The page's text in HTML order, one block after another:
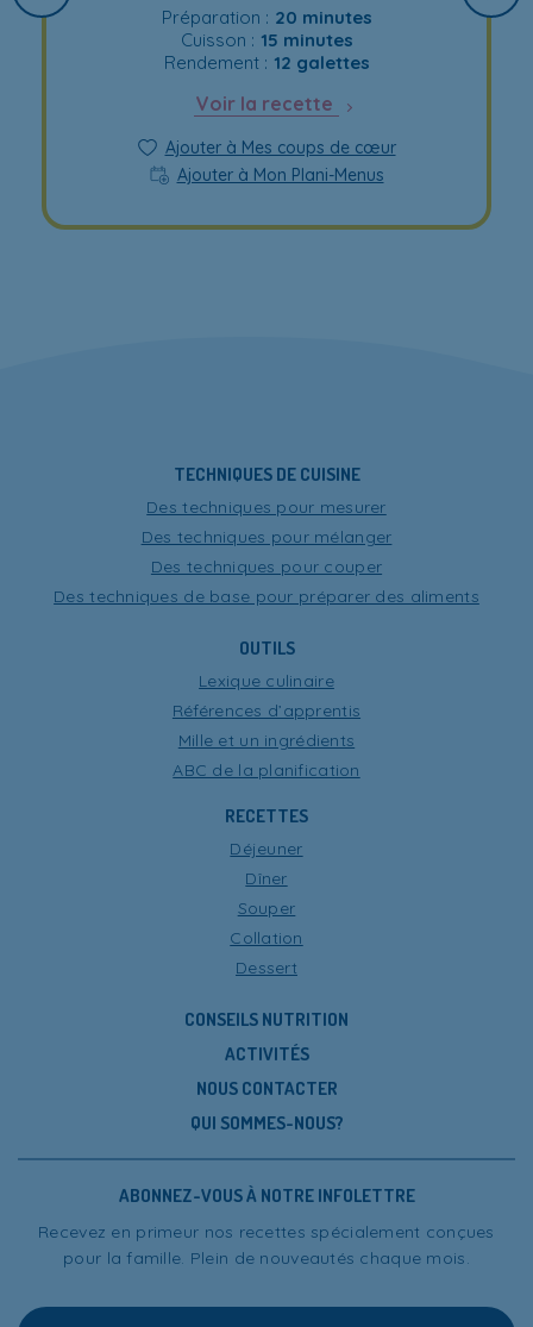
Préparation : 20 minutes
Cuisson : 15 minutes
Rendement : 12 galettes
Voir la recette
Ajouter à Mes coups de cœur
Ajouter à Mon Plani-Menus
TECHNIQUES DE CUISINE
Des techniques pour mesurer
Des techniques pour mélanger
Des techniques pour couper
Des techniques de base pour préparer des aliments
OUTILS
Lexique culinaire
Références d’apprentis
Mille et un ingrédients
ABC de la planification
RECETTES
Déjeuner
Dîner
Souper
Collation
Dessert
CONSEILS NUTRITION
ACTIVITÉS
NOUS CONTACTER
QUI SOMMES-NOUS?
ABONNEZ-VOUS À NOTRE INFOLETTRE
Recevez en primeur nos recettes spécialement conçues
pour la famille. Plein de nouveautés chaque mois.